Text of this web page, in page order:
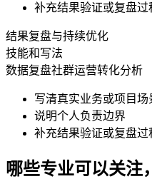
补充结果验证或复盘过
结果复盘与持续优化
技能和写法
数据复盘社群运营转化分析
写清真实业务或项目场
说明个人负责边界
补充结果验证或复盘过
哪些专业可以关注